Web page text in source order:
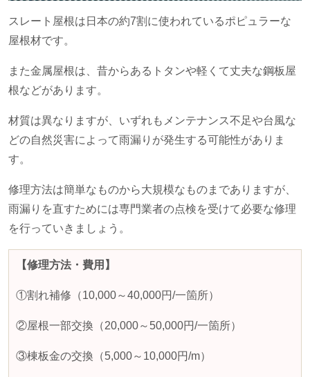
スレート屋根は日本の約7割に使われているポピュラーな
屋根材です。
また金属屋根は、昔からあるトタンや軽くて丈夫な鋼板屋
根などがあります。
材質は異なりますが、いずれもメンテナンス不足や台風な
どの自然災害によって雨漏りが発生する可能性がありま
す。
修理方法は簡単なものから大規模なものまでありますが、
雨漏りを直すためには専門業者の点検を受けて必要な修理
を行っていきましょう。
【修理方法・費用】
①割れ補修（10,000～40,000円/一箇所）
②屋根一部交換（20,000～ 50,000円/一箇所）
③棟板金の交換（5,000～ 10,000円/m）